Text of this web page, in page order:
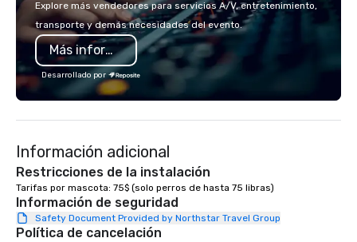
corporate team-building retreat,
milestone celebration, or virtual
cooking experience, we create
memorable events that encourage
connection, boost engagement, and
leave participants with new skills
programs, birthday parties,
anniversary celebrations, rehearsal
dinners, holiday events, client
entertainment, and virtual team
connections. We handle everything
from ingredient sourcing to
innovation playbook,
seniority, and
Explore más vendedores para servicios A/V, entretenimiento,
transporte y demás necesidades del evento.
Más información
Desarrollado por
Información adicional
Restricciones de la instalación
Tarifas por mascota: 75$ (solo perros de hasta 75 libras)
Información de seguridad
Safety Document Provided by Northstar Travel Group
Política de cancelación